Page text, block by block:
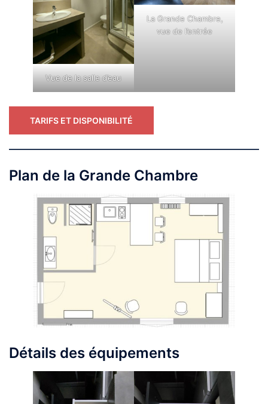
Vue de la salle d’eau
La Grande Chambre,
vue de l’entrée
TARIFS ET DISPONIBILITÉ
Plan de la Grande Chambre
Détails des équipements